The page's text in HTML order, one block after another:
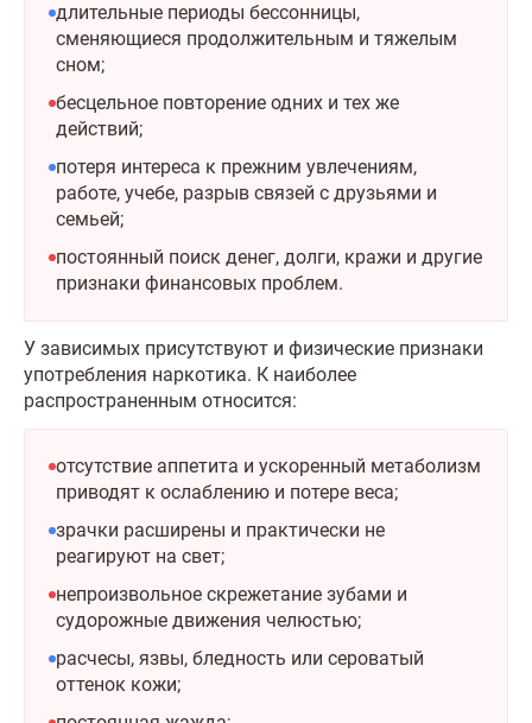
длительные периоды бессонницы,
сменяющиеся продолжительным и тяжелым
сном;
бесцельное повторение одних и тех же
действий;
потеря интереса к прежним увлечениям,
работе, учебе, разрыв связей с друзьями и
семьей;
постоянный поиск денег, долги, кражи и другие
признаки финансовых проблем.
У зависимых присутствуют и физические признаки
употребления наркотика. К наиболее
распространенным относится:
отсутствие аппетита и ускоренный метаболизм
приводят к ослаблению и потере веса;
зрачки расширены и практически не
реагируют на свет;
непроизвольное скрежетание зубами и
судорожные движения челюстью;
расчесы, язвы, бледность или сероватый
оттенок кожи;